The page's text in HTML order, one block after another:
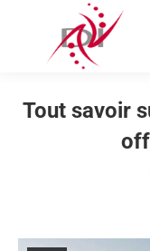
Tout savoir